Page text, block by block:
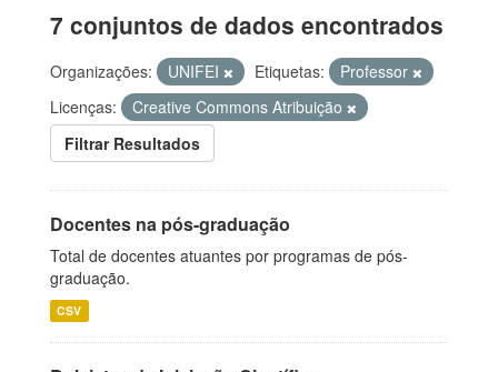
7 conjuntos de dados encontrados
Organizações: UNIFEI Etiquetas:
Professor
Licenças:
Creative Commons Atribuição
Filtrar Resultados
Docentes na pós-graduação
Total de docentes atuantes por programas de pós-
graduação.
CSV